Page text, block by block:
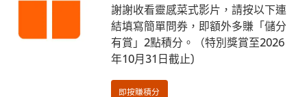
謝謝收看靈感菜式影片，請按以下連
結填寫簡單問券，即額外多賺「儲分
有賞」2點積分。（特別獎賞至2026
年10月31日截止)